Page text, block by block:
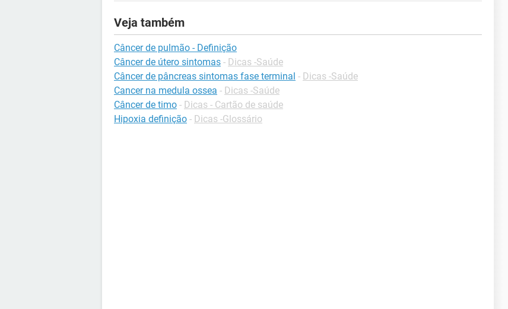
Veja também
Câncer de pulmão - Definição
Câncer de útero sintomas - Dicas -Saúde
Câncer de pâncreas sintomas fase terminal - Dicas -Saúde
Cancer na medula ossea - Dicas -Saúde
Câncer de timo - Dicas - Cartão de saúde
Hipoxia definição - Dicas -Glossário